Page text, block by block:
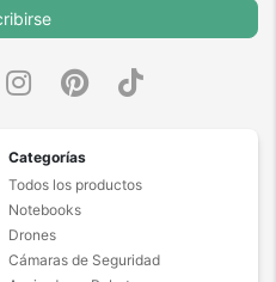
Categorías
Todos los productos
Notebooks
Drones
Cámaras de Seguridad